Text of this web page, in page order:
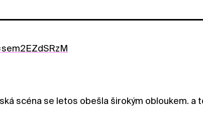
scéna se letos obešla širokým obloukem. a